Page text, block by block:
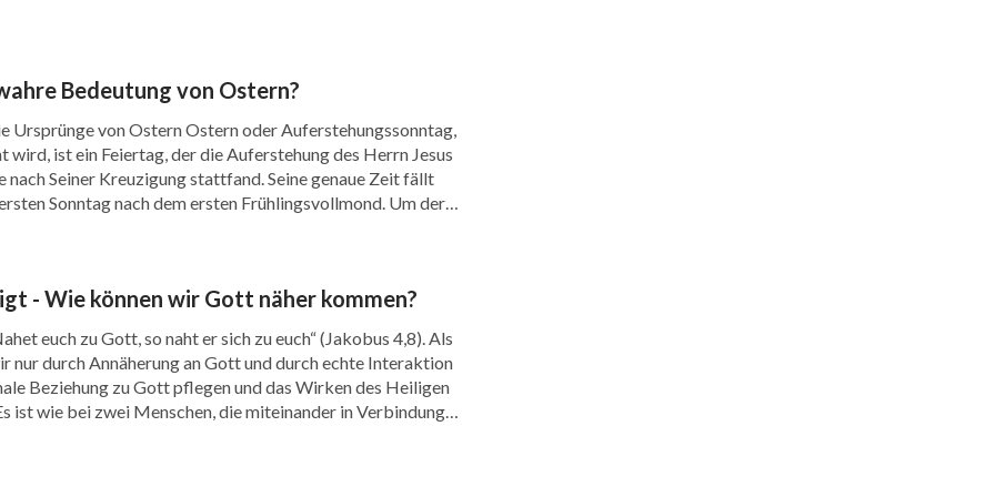
fühlen. Das ist die „Ruhe“, die durch
haben, unseren Sünden vergeben sind
Freude genießen, bleibt eine unbestreitbare
noch, und unsere sündige Natur ist immer
dazu verführt werden, unfreiwillig
Versuchungen ausgesetzt und können die
wir immer noch Schmerzen und Sorgen
Leben der Bindung an die Sünden zu
Schreien zu führen (siehe Offenbarung
in den letzten Tagen noch eine Phase des
Bedeutung von Ostern?
Ursprünge von Ostern Ostern oder Auferstehungssonntag,
wird, ist ein Feiertag, der die Auferstehung des Herrn Jesus
nach Seiner Kreuzigung stattfand. Seine genaue Zeit fällt
Sonntag nach dem ersten Frühlingsvollmond. Um der
- Wie können wir Gott näher kommen?
euch zu Gott, so naht er sich zu euch“ (Jakobus 4,8). Als
nur durch Annäherung an Gott und durch echte Interaktion
Beziehung zu Gott pflegen und das Wirken des Heiligen
ist wie bei zwei Menschen, die miteinander in Verbindung